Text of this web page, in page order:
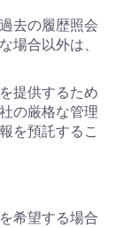
去の履歴照会
場合以外は、
提供するため
の厳格な管理
を預託するこ
希望する場合